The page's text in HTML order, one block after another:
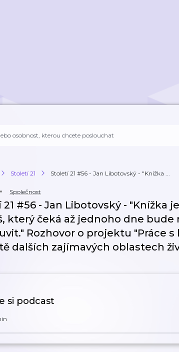
Století 21 Století 21 #56 - Jan Libotovský - "Knížka ...
Společnost
#56 - Jan Libotovský - "Knížka
který čeká až jednoho dne bude
Rozhovor o projektu "Práce s
dalších zajímavých oblastech
si podcast